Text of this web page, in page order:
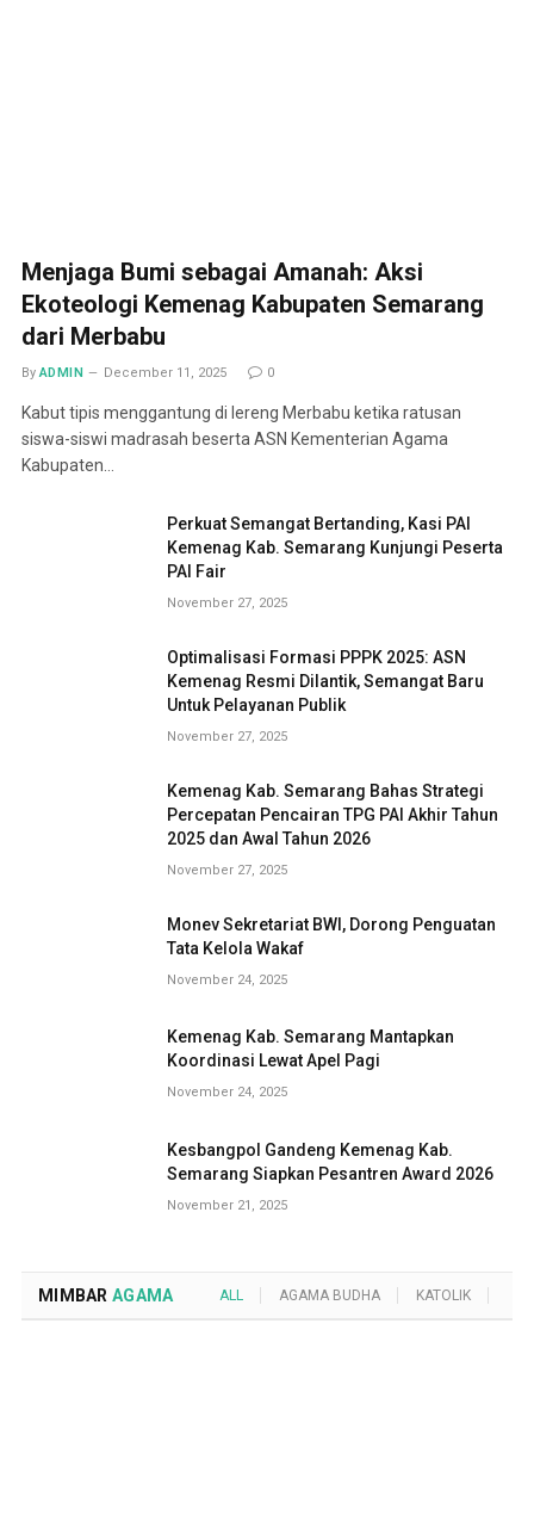
Menjaga Bumi sebagai Amanah: Aksi
Ekoteologi Kemenag Kabupaten Semarang
dari Merbabu
By ADMIN December 11, 2025 0
Kabut tipis menggantung di lereng Merbabu ketika ratusan
siswa-siswi madrasah beserta ASN Kementerian Agama
Kabupaten…
Perkuat Semangat Bertanding, Kasi PAI
Kemenag Kab. Semarang Kunjungi Peserta
PAI Fair
November 27, 2025
Optimalisasi Formasi PPPK 2025: ASN
Kemenag Resmi Dilantik, Semangat Baru
Untuk Pelayanan Publik
November 27, 2025
Kemenag Kab. Semarang Bahas Strategi
Percepatan Pencairan TPG PAI Akhir Tahun
2025 dan Awal Tahun 2026
November 27, 2025
Monev Sekretariat BWI, Dorong Penguatan
Tata Kelola Wakaf
November 24, 2025
Kemenag Kab. Semarang Mantapkan
Koordinasi Lewat Apel Pagi
November 24, 2025
Kesbangpol Gandeng Kemenag Kab.
Semarang Siapkan Pesantren Award 2026
November 21, 2025
MIMBAR AGAMA ALL AGAMA BUDHA KATOLIK